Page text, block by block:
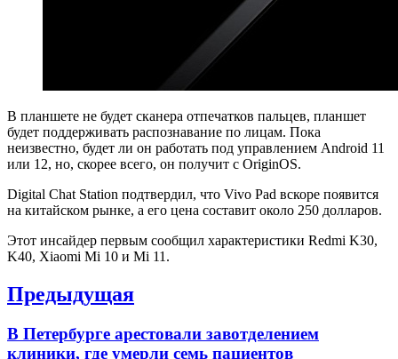
В планшете не будет сканера отпечатков пальцев, планшет
будет поддерживать распознавание по лицам. Пока
неизвестно, будет ли он работать под управлением Android 11
или 12, но, скорее всего, он получит с OriginOS.
Digital Chat Station подтвердил, что Vivo Pad вскоре появится
на китайском рынке, а его цена составит около 250 долларов.
Этот инсайдер первым сообщил характеристики Redmi K30,
K40, Xiaomi Mi 10 и Mi 11.
Навигация
записям
Предыдущая
Previous
В Петербурге арестовали завотделением
клиники, где умерли семь пациентов